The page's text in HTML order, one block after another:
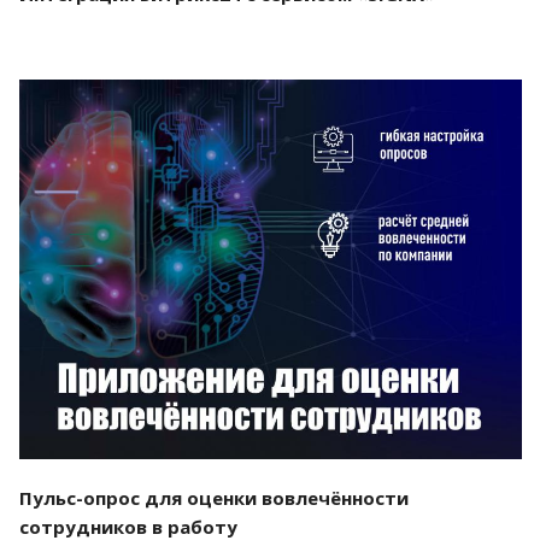
Смотреть проект
Пульс-опрос для оценки вовлечённости
сотрудников в работу